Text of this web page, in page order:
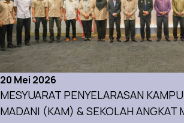
20 Mei 2026
MESYUARAT PENYELARASAN
MADANI (KAM) & SEKOLAH ANGKAT